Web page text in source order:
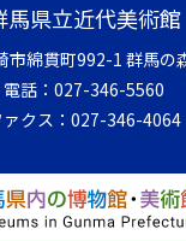
馬県立近代美術館
市綿貫町992-1 群馬の
電話： 027-346-5560
ァクス： 027-346-4064